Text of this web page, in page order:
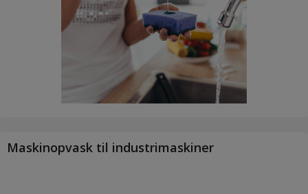
Maskinopvask til industrimaskiner